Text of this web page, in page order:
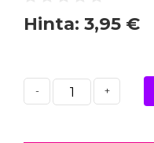
Hinta: 3,95 €
- +